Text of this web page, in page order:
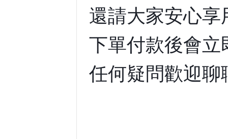
還請大家安心
下單付款後會
任何疑問歡迎